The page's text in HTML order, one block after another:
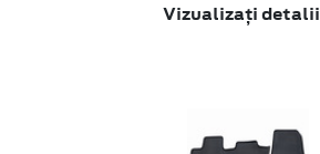
Vizualizați detalii